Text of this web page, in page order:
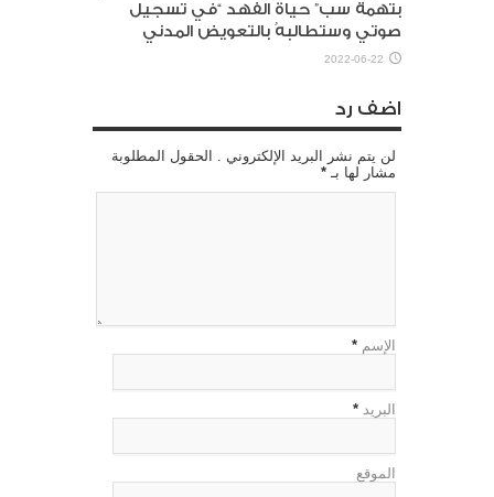
بتهمة سب” حياة الفهد “في تسجيل
صوتي وستطالبهُ بالتعويض المدني
2022-06-22
اضف رد
لن يتم نشر البريد الإلكتروني . الحقول المطلوبة
مشار لها بـ *
الإسم *
البريد *
الموقع